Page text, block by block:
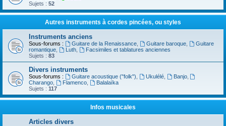
Sujets : 52
Autres instruments à cordes pincées, ou styles
Instruments anciens
Sous-forums : Guitare de la Renaissance, Guitare baroque,
Guitare
romantique
Luth,
Facsimiles et tablatures anciennes
Sujets : 83
Divers instruments
Sous-forums : Guitare acoustique ("folk") Ukulélé, Banjo,
Charango
Flamenco,
Balalaïka
Sujets : 117
Infos musicales
Articles divers